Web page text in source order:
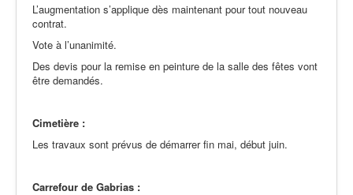
L’augmentation s’applique dès maintenant pour tout nouveau
contrat.
Vote à l’unanimité.
Des devis pour la remise en peinture de la salle des fêtes vont
être demandés.
Cimetière :
Les travaux sont prévus de démarrer fin mai, début juin.
Carrefour de Gabrias :